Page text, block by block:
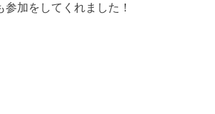
加をしてくれました！